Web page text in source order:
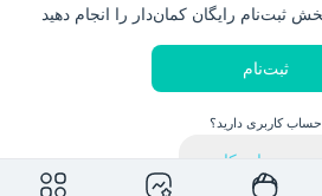
ثبت‌نام رایگان کمان‌دار را انجام دهید
ثبت‌نام
حساب کاربری دارید؟
به حساب کاربری